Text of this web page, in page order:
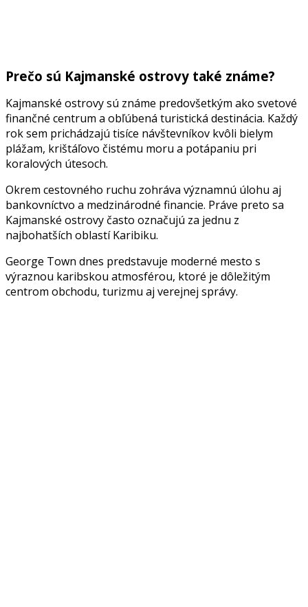
Prečo sú Kajmanské ostrovy také známe?
Kajmanské ostrovy sú známe predovšetkým ako svetové
finančné centrum a obľúbená turistická destinácia. Každý
rok sem prichádzajú tisíce návštevníkov kvôli bielym
plážam, krištáľovo čistému moru a potápaniu pri
koralových útesoch.
Okrem cestovného ruchu zohráva významnú úlohu aj
bankovníctvo a medzinárodné financie. Práve preto sa
Kajmanské ostrovy často označujú za jednu z
najbohatších oblastí Karibiku.
George Town dnes predstavuje moderné mesto s
výraznou karibskou atmosférou, ktoré je dôležitým
centrom obchodu, turizmu aj verejnej správy.